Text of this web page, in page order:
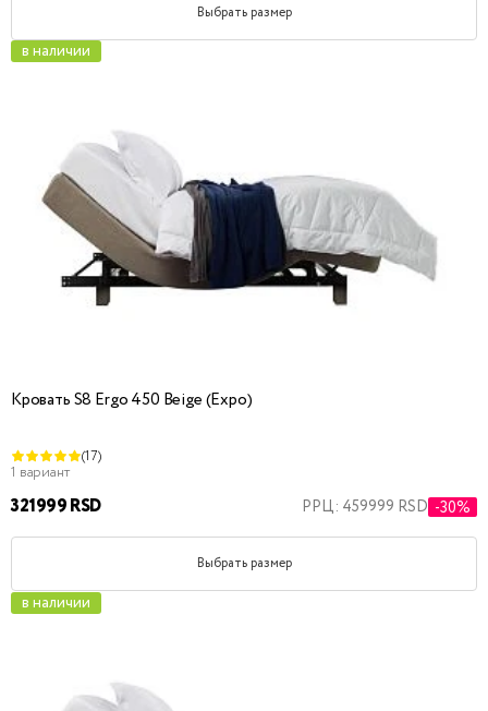
Выбрать размер
в наличии
Кровать S8 Ergo 450 Beige (Expo)
(17)
1 вариант
321999 RSD РРЦ: 459999 RSD -30%
Выбрать размер
в наличии